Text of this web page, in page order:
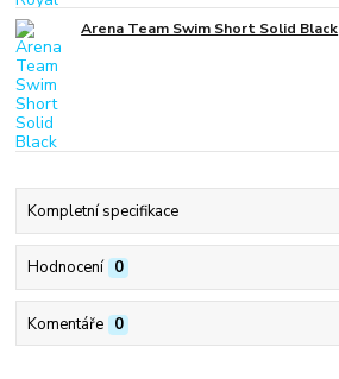
Arena Team Swim Short Solid Black
Kompletní specifikace
Hodnocení 0
Komentáře 0